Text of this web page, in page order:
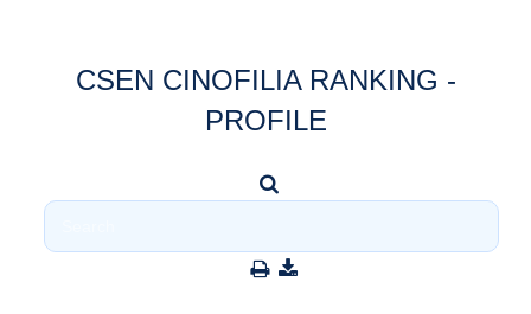
CSEN CINOFILIA RANKING -
PROFILE